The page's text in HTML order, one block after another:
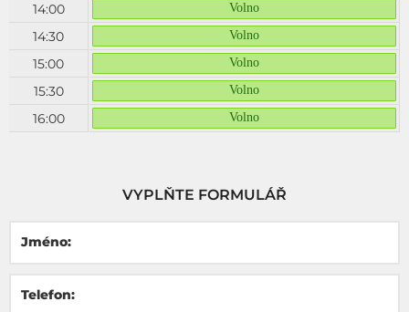
14:00
14:30
15:00
15:30
16:00
Volno
Volno
Volno
Volno
Volno
VYPLŇTE FORMULÁŘ
Jméno:
Telefon: